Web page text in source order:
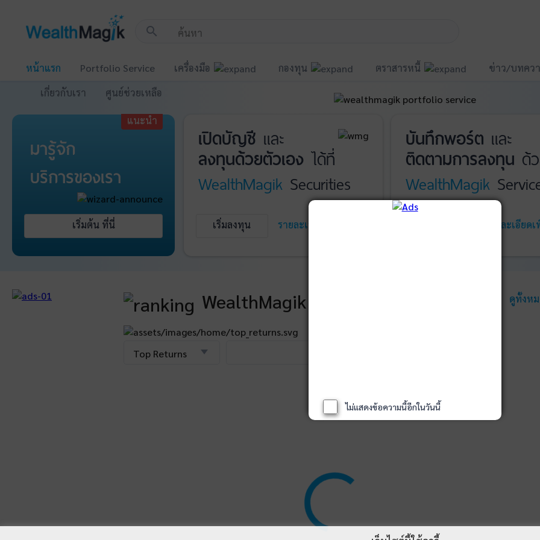
search
หน้าแรก Portfolio Service เครื่องมือ กองทุน ตราสารหนี้
ข่าว/บทคว
เกี่ยวกับเรา
ศูนย์ช่วยเหลือ
แนะนำ
มารู้จัก
บริการของเรา
เริ่มต้น ที่นี่
เปิดบัญชี และ
ลงทุนด้วยตัวเองได้ที่
WealthMagikSecurities
เริ่มลงทุน รายละเอียดเพิ่มเติม
บันทึกพอร์ต และ
ติดตามการลงทุน ด้
WealthMagik
รายละเอียด
WealthMagik Rankings ดูทั้งห
Top Returns
ไม่แสดงข้อความนี้อีกในวันนี้